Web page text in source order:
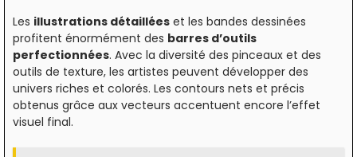
Les illustrations détaillées et les bandes dessinées
profitent énormément des barres d’outils
perfectionnées. Avec la diversité des pinceaux et des
outils de texture, les artistes peuvent développer des
univers riches et colorés. Les contours nets et précis
obtenus grâce aux vecteurs accentuent encore l’effet
visuel final.